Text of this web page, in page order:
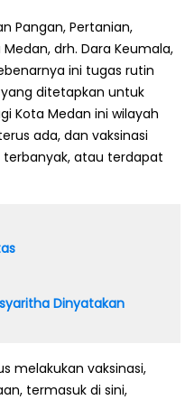
Pangan, Pertanian,
drh. Dara Keumala,
ini tugas rutin
ditetapkan untuk
Kota Medan ini wilayah
ada, dan vaksinasi
terbanyak, atau terdapat
Dinyatakan
melakukan vaksinasi,
termasuk di sini,